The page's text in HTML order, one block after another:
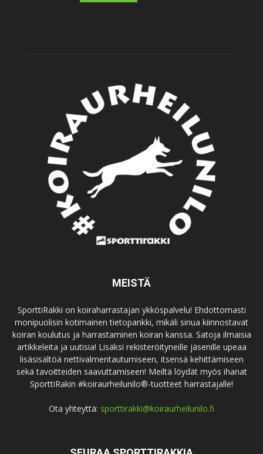
MEISTÄ
SporttiRakki on koiraharrastajan ykköspalvelu! Ehdottomasti
monipuolisin kotimainen tietopankki, mikäli sinua kiinnostavat
koiran koulutus ja harrastaminen koiran kanssa. Satoja ilmaisia
artikkeleita ja uutisia! Lisäksi rekisteröityneille jäsenille upeaa
lisäsisältöä nettivalmentautumiseen, itsensä kehittämiseen
sekä tavoitteiden saavuttamiseen! Meiltä löydät myös ihanat
SporttiRakin #koiraurheilunilo®-tuotteet harrastajalle!
Ota yhteyttä: sporttirakki@koiraurheilunilo.fi